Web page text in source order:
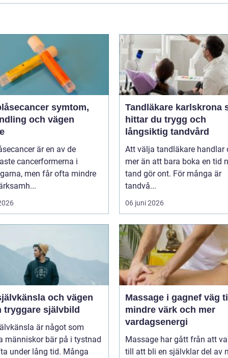
symtom,
och vägen
är en av de
cancerformerna i
men får ofta mindre
Tandläkare karlskrona så
hittar du trygg och
långsiktig tandvård
Att välja tandläkare handlar
mer än att bara boka en tid
tand gör ont. För många är
tandvå...
06 juni 2026
och vägen
tryggare självbild
är något som
människor bär på i tystnad
under lång tid. Många
Massage i gagnef väg till
mindre värk och mer
vardagsenergi
Massage har gått från att
till att bli en självklar del av